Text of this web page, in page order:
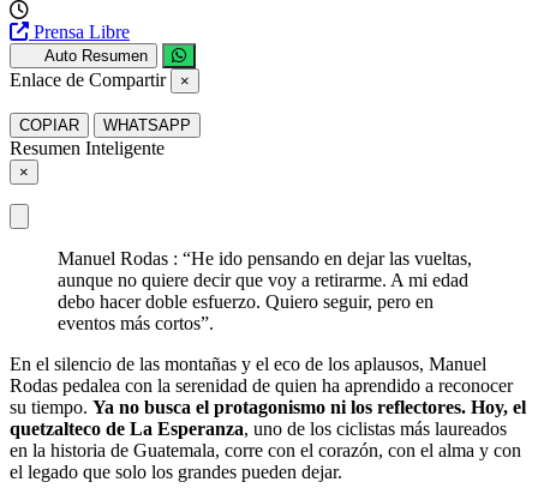
Prensa Libre
Auto Resumen
Enlace de Compartir ×
COPIAR WHATSAPP
Resumen Inteligente
×
Manuel Rodas : “He ido pensando en dejar las vueltas,
aunque no quiere decir que voy a retirarme. A mi edad
debo hacer doble esfuerzo. Quiero seguir, pero en
eventos más cortos”.
En el silencio de las montañas y el eco de los aplausos, Manuel
Rodas pedalea con la serenidad de quien ha aprendido a reconocer
su tiempo. Ya no busca el protagonismo ni los reflectores. Hoy, el
quetzalteco de La Esperanza, uno de los ciclistas más laureados
en la historia de Guatemala, corre con el corazón, con el alma y con
el legado que solo los grandes pueden dejar.